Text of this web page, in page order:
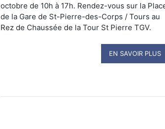
octobre de 10h à 17h. Rendez-vous sur la
de la Gare de St-Pierre-des-Corps / Tours au
Rez de Chaussée de la Tour St Pierre TGV.
EN SAVOIR PLUS